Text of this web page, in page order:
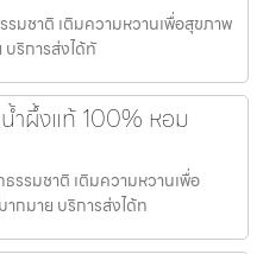
มชาติ เติมความหวานเพื่อสุขภาพ
ริการส่งได้ทั
ำผึ้งแท้ 100% หอม
รรมชาติ เติมความหวานเพื่อ
กมาย บริการส่งได้ท